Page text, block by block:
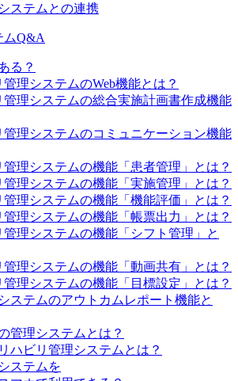
ステムとの連携
ムQ&A
る？
管理システムのWeb機能とは？
管理システムの総合実施計画書作成機能
管理システムのコミュニケーション機能
管理システムの機能「患者管理」とは？
管理システムの機能「実施管理」とは？
管理システムの機能「機能評価」とは？
管理システムの機能「帳票出力」とは？
管理システムの機能「シフト管理」と
管理システムの機能「動画共有」とは？
管理システムの機能「目標設定」とは？
ステムのアウトカムレポート機能と
管理システムとは？
ハビリ管理システムとは？
ステムを